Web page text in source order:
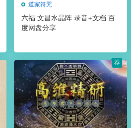
道家符咒
六福 文昌水晶阵 录音+文档 百
度网盘分享
荐